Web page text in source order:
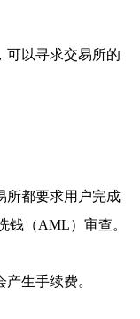
可以寻求交易所的
所都要求用户完成
钱（AML）审查。
产生手续费。